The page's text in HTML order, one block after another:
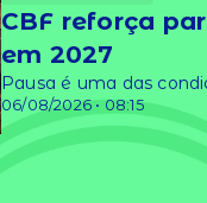
06/08/2026 • 08:15
CBF reforça
em 2027
Pausa é uma das